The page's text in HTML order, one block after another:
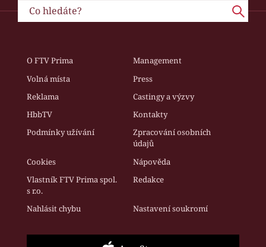
O FTV Prima
Management
Volná místa
Press
Reklama
Castingy a výzvy
HbbTV
Kontakty
Podmínky užívání
Zpracování osobních
údajů
Cookies
Nápověda
Vlastník FTV Prima spol.
s r.o.
Redakce
Nahlásit chybu Nastavení soukromí